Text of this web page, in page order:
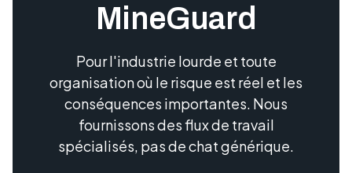
MineGuard
Pour l'industrie lourde et toute
organisation où le risque est réel et les
conséquences importantes. Nous
fournissons des flux de travail
spécialisés, pas de chat générique.